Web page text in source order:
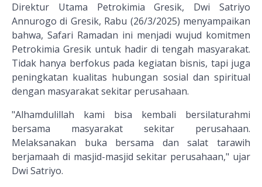
Direktur Utama Petrokimia Gresik, Dwi Satriyo
Annurogo di Gresik, Rabu (26/3/2025) menyampaikan
bahwa, Safari Ramadan ini menjadi wujud komitmen
Petrokimia Gresik untuk hadir di tengah masyarakat.
Tidak hanya berfokus pada kegiatan bisnis, tapi juga
peningkatan kualitas hubungan sosial dan spiritual
dengan masyarakat sekitar perusahaan.
"Alhamdulillah kami bisa kembali bersilaturahmi
bersama masyarakat sekitar perusahaan.
Melaksanakan buka bersama dan salat tarawih
berjamaah di masjid-masjid sekitar perusahaan," ujar
Dwi Satriyo.